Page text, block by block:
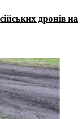
дронів на